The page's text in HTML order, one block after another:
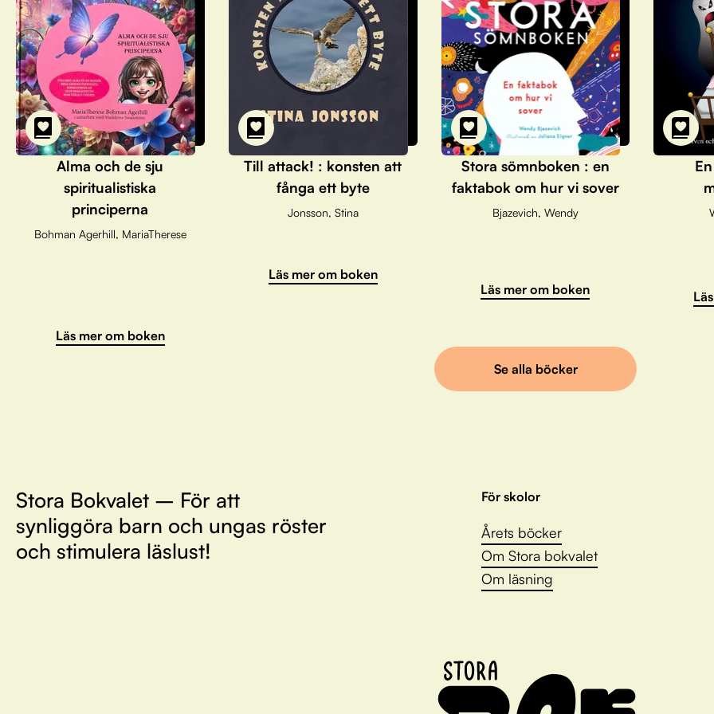
Alma och de sju
spiritualistiska
principerna
Bohman Agerhill, MariaTherese
Läs mer om boken
Till attack! : konsten att
fånga ett byte
Jonsson, Stina
Läs mer om boken
Stora sömnboken : en
faktabok om hur vi sover
Bjazevich, Wendy
Läs mer om boken
Se alla böcker
Stora Bokvalet – För att
synliggöra barn och ungas röster
och stimulera läslust!
För skolor
Årets böcker
Om Stora bokvalet
Om läsning